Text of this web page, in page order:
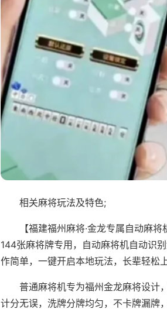
相关麻将玩法及特色;
【福建福州麻将·金龙专属自动麻
144张麻将牌专用，自动麻将机自动识
作简单，一键开启本地玩法，长辈轻松
普通麻将机专为福州金龙麻将设计
计分无误，洗牌分牌均匀，不卡牌漏牌